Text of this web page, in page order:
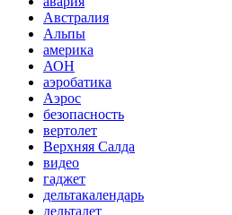
Австралия
Альпы
америка
АОН
аэробатика
Аэрос
безопасность
вертолет
Верхняя Салда
видео
гаджет
дельтакалендарь
дельталет